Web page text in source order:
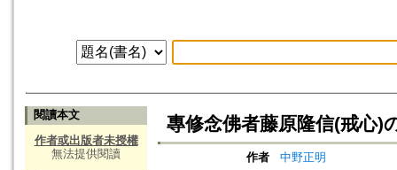
閱讀本文
作者或出版者未授權
無法提供閱讀
專修念佛者藤原隆信(戒心)
作者
中野正明